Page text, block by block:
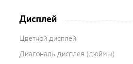
Дисплей
Цветной дисплей
Диагональ дисплея (дюймы)